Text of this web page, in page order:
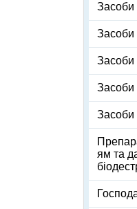
Засоби
Засоби
Засоби
Засоби
Засоби
ям та